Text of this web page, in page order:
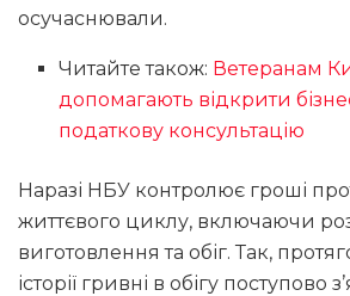
осучаснювали.
Читайте також: Ветеранам
допомагають відкрити
податкову консультацію
Наразі НБУ контролює гроші
життєвого циклу, включаючи
виготовлення та обіг. Так,
історії гривні в обігу поступово